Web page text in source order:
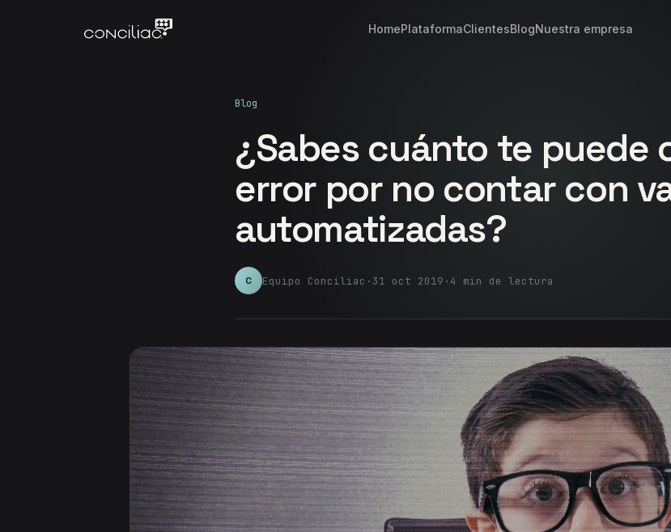
HomePlataformaClientesBlogNuestra empresa
Blog
¿Sabes cuánto te puede
error por no contar con
automatizadas?
C Equipo Conciliac · 31 oct 2019 · 4 min de lectura